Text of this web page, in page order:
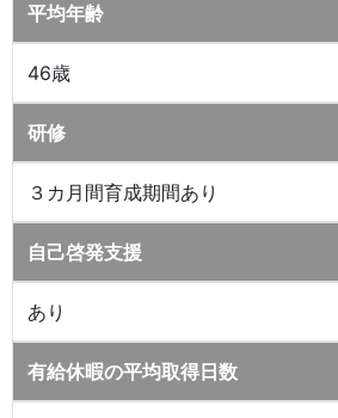
平均年齢
46歳
研修
３カ月間育成期間あり
自己啓発支援
あり
有給休暇の平均取得日数